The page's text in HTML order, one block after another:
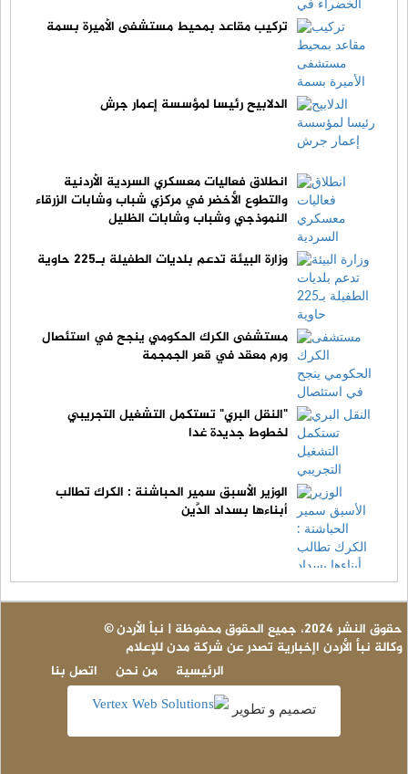
تركيب مقاعد بمحيط مستشفى الأميرة بسمة
الدلابيح رئيسا لمؤسسة إعمار جرش
انطلاق فعاليات معسكري السردية الأردنية
والتطوع الأخضر في مركزي شباب وشابات الزرقاء
النموذجي وشباب وشابات الظليل
وزارة البيئة تدعم بلديات الطفيلة بـ225 حاوية
مستشفى الكرك الحكومي ينجح في استئصال
ورم معقد في قعر الجمجمة
"النقل البري" تستكمل التشغيل التجريبي
لخطوط جديدة غدا
الوزير الأسبق سمير الحباشنة : الكرك تطالب
أبناءها بسداد الدَّين
© حقوق النشر 2024، جميع الحقوق محفوظة | نبأ الأردن
وكالة نبأ الأردن اإخبارية تصدر عن شركة مدن للإعلام
اتصل بنا
من نحن الرئيسية
تصميم و تطوير